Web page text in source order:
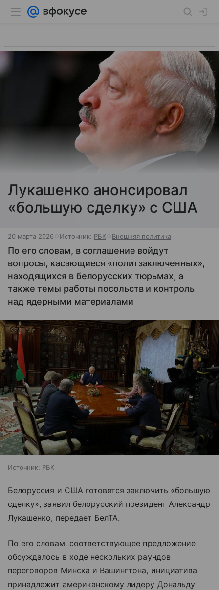
Лукашенко анонсировал
«большую сделку» с США
20 марта 2026 Источник: РБК Внешняя политика
По его словам, в соглашение войдут
вопросы, касающиеся «политзаключенных»,
находящихся в белорусских тюрьмах, а
также темы работы посольств и контроль
над ядерными материалами
Источник: РБК
Белоруссия и США готовятся заключить «большую
сделку», заявил белорусский президент Александр
Лукашенко, передает БелТА.
По его словам, соответствующее предложение
обсуждалось в ходе нескольких раундов
переговоров Минска и Вашингтона, инициатива
принадлежит американскому лидеру Дональду